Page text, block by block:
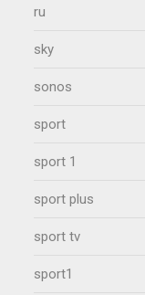
ru
sky
sonos
sport
sport 1
sport plus
sport tv
sport1